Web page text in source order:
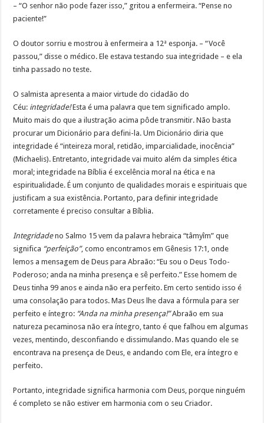
– “O senhor não pode fazer isso,” gri­tou a enfermeira. “Pense no
paciente!”
O doutor sorriu e mostrou à en­fermeira a 12ª esponja. – “Você
passou,” disse o médico. Ele estava testando sua integridade – e ela
tinha passado no teste.
O salmista apresenta a maior virtude do cidadão do
Céu: integridade!Esta é uma palavra que tem significado amplo.
Muito mais do que a ilustração acima pôde transmitir. Não basta
procurar um Dicionário para defini-la. Um Dicionário diria que
integridade é “inteireza moral, retidão, imparcialidade, inocência”
(Michaelis). Entretanto, integridade vai muito além da simples ética
moral; integridade na Bíblia é excelência moral na ética e na
espiritualidade. É um conjunto de qualidades morais e espirituais que
justificam a sua existência. Portanto, para definir integridade
corretamente é preciso consultar a Bíblia.
Integridadeno Salmo 15 vem da palavra hebraica “tâmyîm” que
significa “perfeição”, como encontramos em Gênesis 17:1, onde
lemos a mensagem de Deus para Abraão: “Eu sou o Deus Todo-
Poderoso; anda na minha presença e sê perfeito.” Esse homem de
Deus tinha 99 anos e ainda não era perfeito. Em certo sentido isso é
uma consolação para todos. Mas Deus lhe dava a fórmula para ser
perfeito e íntegro: “Anda na minha presença!”Abraão em sua
natureza pecaminosa não era íntegro, tanto é que falhou em algumas
vezes, mentindo, desconfiando e dissimulando. Mas quando ele se
encontrava na presença de Deus, e andando com Ele, era íntegro e
perfeito.
Portanto, integridade significa harmonia com Deus, porque ninguém
é completo se não estiver em harmonia com o seu Criador.